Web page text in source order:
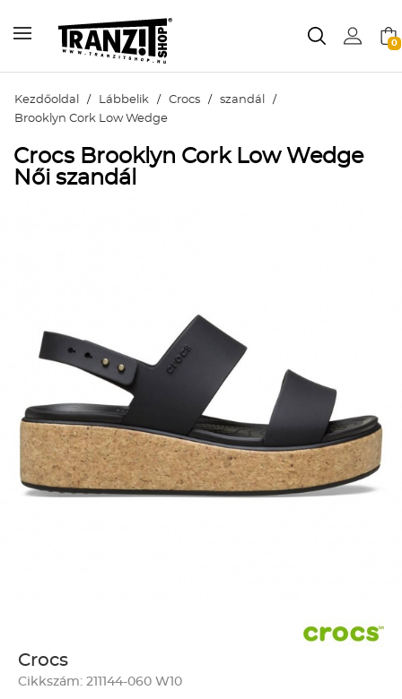
0
Kezdőoldal / Lábbelik / Crocs / szandál /
Brooklyn Cork Low Wedge
Crocs Brooklyn Cork Low Wedge
Női szandál
Crocs
Cikkszám: 211144-060 W10